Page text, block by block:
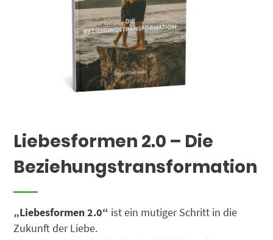
Liebesformen 2.0 – Die
Beziehungstransformation
„Liebesformen 2.0“ ist ein mutiger Schritt in die
Zukunft der Liebe.